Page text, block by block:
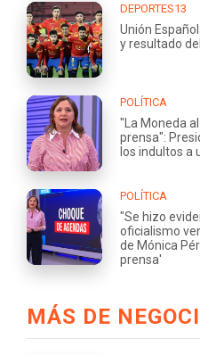
DEPORTES13
Unión
y resultado
POLÍTICA
"La Moneda
prensa":
los indultos a
POLÍTICA
"Se hizo
oficialismo
de Mónica
prensa'
MÁS DE